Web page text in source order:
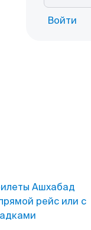
Войти
Ашхабад
рейс или с